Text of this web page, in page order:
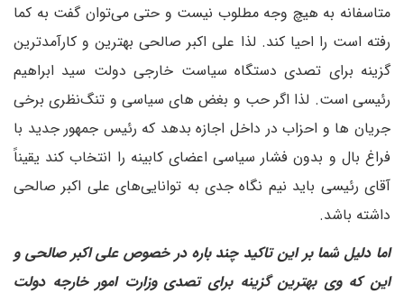
متاسفانه به هیچ وجه مطلوب نیست و حتی می‌توان گفت به کما
رفته است را احیا کند. لذا علی اکبر صالحی بهترین و کارآمدترین
گزینه برای تصدی دستگاه سیاست خارجی دولت سید ابراهیم
رئیسی است. لذا اگر حب و بغض های سیاسی و تنگ‌نظری برخی
جریان ها و احزاب در داخل اجازه بدهد که رئیس جمهور جدید با
فراغ بال و بدون فشار سیاسی اعضای کابینه را انتخاب کند یقیناً
آقای رئیسی باید نیم نگاه جدی به توانایی‌های علی اکبر صالحی
داشته باشد.
اما دلیل شما بر این تاکید چند باره در خصوص علی اکبر صالحی و
این که وی بهترین گزینه برای تصدی وزارت امور خارجه دولت